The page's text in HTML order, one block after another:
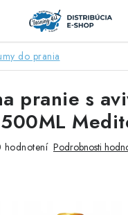
do prania
pranie s
hodnotení Podrobnosti